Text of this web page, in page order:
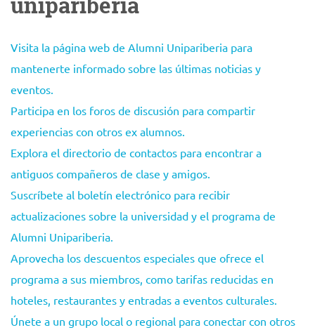
Visita la página web de Alumni Unipariberia para
mantenerte informado sobre las últimas noticias y
eventos.
Participa en los foros de discusión para compartir
experiencias con otros ex alumnos.
Explora el directorio de contactos para encontrar a
antiguos compañeros de clase y amigos.
Suscríbete al boletín electrónico para recibir
actualizaciones sobre la universidad y el programa de
Alumni Unipariberia.
Aprovecha los descuentos especiales que ofrece el
programa a sus miembros, como tarifas reducidas en
hoteles, restaurantes y entradas a eventos culturales.
Únete a un grupo local o regional para conectar con otros